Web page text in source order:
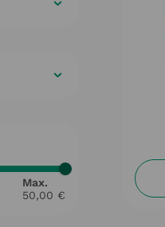
50,00 €